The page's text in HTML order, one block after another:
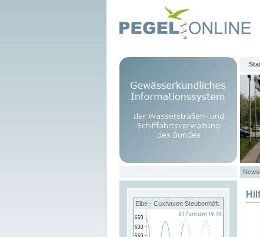
Elbe - Cuxhaven Steubenhöft